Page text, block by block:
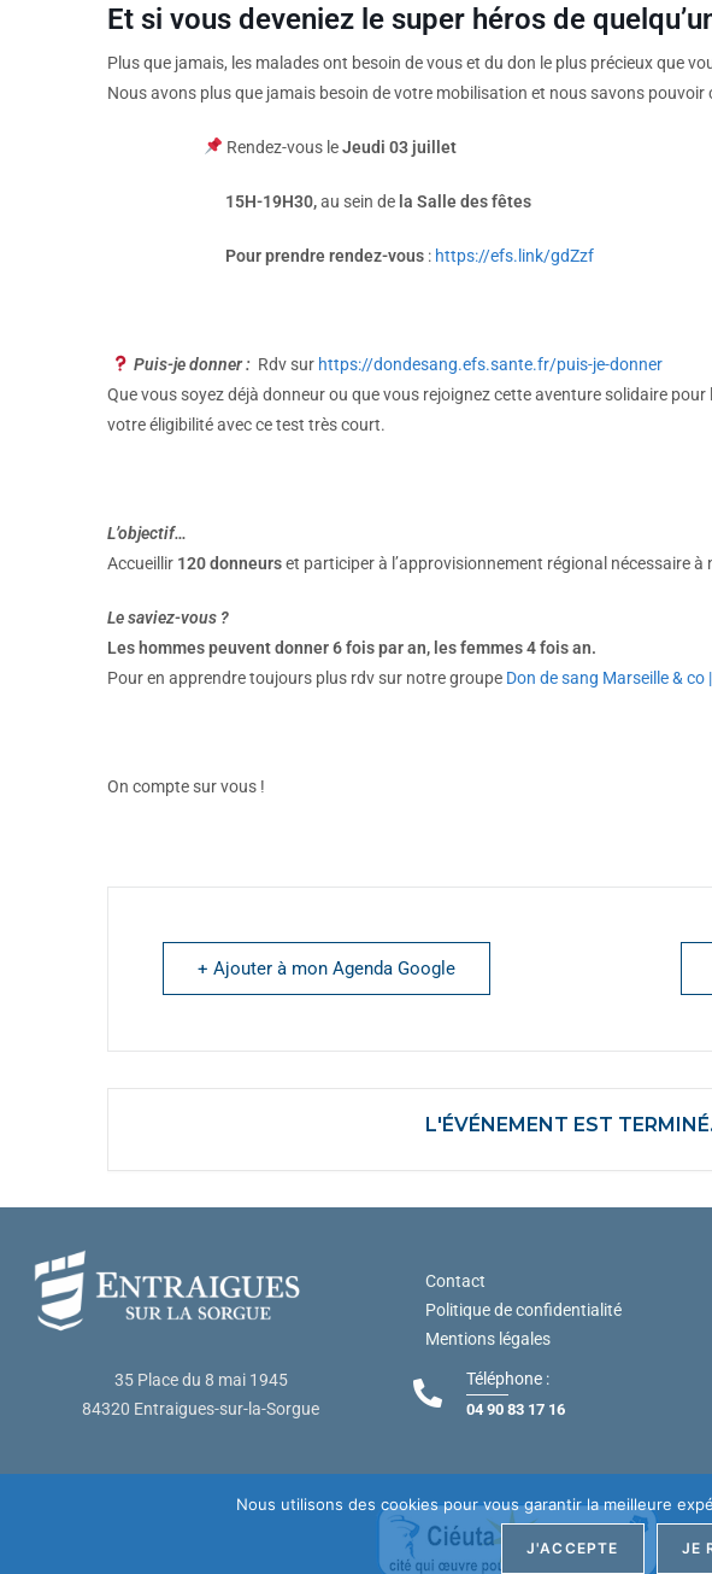
Et si vous deveniez le super héros de
Plus que jamais, les malades ont besoin de vous et du don le plus précieux que
Nous avons plus que jamais besoin de votre mobilisation et nous savons
Rendez-vous leJeudi 03 juillet
15H-19H30,au sein de la Salle des fêtes
Pour prendre rendez-vous : https://efs.link/gdZzf
Puis-je donner : Rdv sur https://dondesang.efs.sante.fr/puis-je-donner
Que vous soyez déjà donneur ou que vous rejoignez cette aventure solidaire pour
votre éligibilité avec ce test très court.
L’objectif…
Accueillir 120 donneurset participer à l’approvisionnement régional nécessaire
Le saviez-vous ?
Les hommes peuvent donner 6 fois par an, les femmes 4 fois an.
Pour en apprendre toujours plus rdv sur notre groupe Don de sang Marseille & co
On compte sur vous !
+ Ajouter à mon Agenda Google
L'ÉVÉNEMENT EST TERMINÉ.
35 Place du 8 mai 1945
84320 Entraigues-sur-la-Sorgue
Contact
Politique de confidentialité
Mentions légales
Téléphone :
04 90 83 17 16
Nous utilisons des cookies pour vous garantir la meilleure
J'ACCEPTE JE